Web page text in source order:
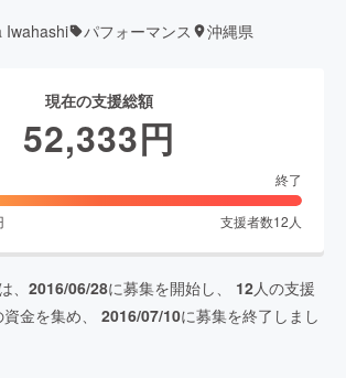
Iwahashi パフォーマンス 沖縄県
現在の支援総額
52,333円
終了
支援者数12 人
2016/06/28に募集を開始し、 12人の支援
金を集め、 2016/07/10に募集を終了しまし